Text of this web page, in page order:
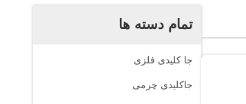
تمام دسته ها
جا کلیدی فلزی
جاکلیدی چرمی